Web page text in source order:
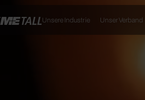
Unsere Industrie Unser Verband